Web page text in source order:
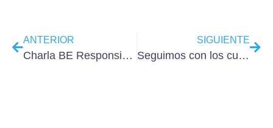
ANTERIOR
Charla BE Responsive para alumnos de Comunicación y Marketing Colombia
SIGUIENTE
Seguimos con los cursos de WordPress después del verano 2021